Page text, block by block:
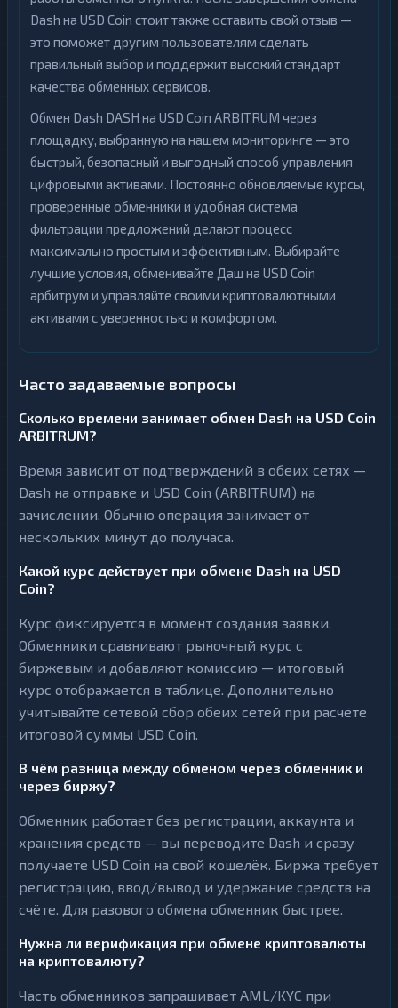
Dash на USD Coin стоит также оставить свой отзыв —
это поможет другим пользователям сделать
правильный выбор и поддержит высокий стандарт
качества обменных сервисов.
Обмен Dash DASH на USD Coin ARBITRUM через
площадку, выбранную на нашем мониторинге — это
быстрый, безопасный и выгодный способ управления
цифровыми активами. Постоянно обновляемые курсы,
проверенные обменники и удобная система
фильтрации предложений делают процесс
максимально простым и эффективным. Выбирайте
лучшие условия, обменивайте Даш на USD Coin
арбитрум и управляйте своими криптовалютными
активами с уверенностью и комфортом.
Часто задаваемые вопросы
Сколько времени занимает обмен Dash на USD Coin
ARBITRUM?
Время зависит от подтверждений в обеих сетях —
Dash на отправке и USD Coin (ARBITRUM) на
зачислении. Обычно операция занимает от
нескольких минут до получаса.
Какой курс действует при обмене Dash на USD
Coin?
Курс фиксируется в момент создания заявки.
Обменники сравнивают рыночный курс с
биржевым и добавляют комиссию — итоговый
курс отображается в таблице. Дополнительно
учитывайте сетевой сбор обеих сетей при расчёте
итоговой суммы USD Coin.
В чём разница между обменом через обменник и
через биржу?
Обменник работает без регистрации, аккаунта и
хранения средств — вы переводите Dash и сразу
получаете USD Coin на свой кошелёк. Биржа требует
регистрацию, ввод/вывод и удержание средств на
счёте. Для разового обмена обменник быстрее.
Нужна ли верификация при обмене криптовалюты
на криптовалюту?
Часть обменников запрашивает AML/KYC при